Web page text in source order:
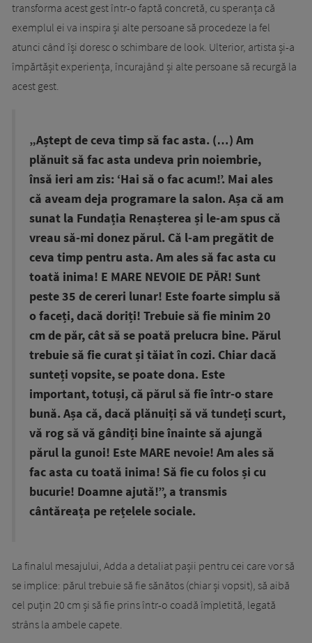
transforma acest gest într-o faptă concretă, cu speranța că
exemplul ei va inspira și alte persoane să procedeze la fel
atunci când își doresc o schimbare de look. Ulterior, artista și-a
împărtășit experiența, încurajând și alte persoane să recurgă la
acest gest.
„Aștept de ceva timp să fac asta. (…) Am
plănuit să fac asta undeva prin noiembrie,
însă ieri am zis: ‘Hai să o fac acum!’. Mai ales
că aveam deja programare la salon. Așa că am
sunat la Fundația Renașterea și le-am spus că
vreau să-mi donez părul. Că l-am pregătit de
ceva timp pentru asta. Am ales să fac asta cu
toată inima! E MARE NEVOIE DE PĂR! Sunt
peste 35 de cereri lunar! Este foarte simplu să
o faceți, dacă doriți! Trebuie să fie minim 20
cm de păr, cât să se poată prelucra bine. Părul
trebuie să fie curat și tăiat în cozi. Chiar dacă
sunteți vopsite, se poate dona. Este
important, totuși, că părul să fie într-o stare
bună. Așa că, dacă plănuiți să vă tundeți scurt,
vă rog să vă gândiți bine înainte să ajungă
părul la gunoi! Este MARE nevoie! Am ales să
fac asta cu toată inima! Să fie cu folos și cu
bucurie! Doamne ajută!”, a transmis
cântăreața pe rețelele sociale.
La finalul mesajului, Adda a detaliat pașii pentru cei care vor să
se implice: părul trebuie să fie sănătos (chiar și vopsit), să aibă
cel puțin 20 cm și să fie prins într-o coadă împletită, legată
strâns la ambele capete.